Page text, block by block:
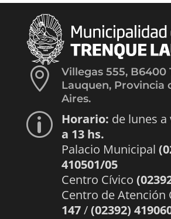

Villegas 555, B6400
Lauquen, Provincia
Aires.
p Horario: de lunes
a 13 hs.
Palacio Municipal
410501/05
Centro Cívico
Centro de Atención
147/(02392)